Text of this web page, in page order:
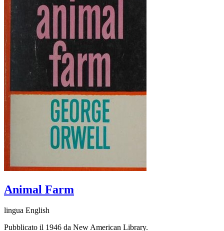
Animal Farm
lingua English
Pubblicato il 1946 da New American Library.